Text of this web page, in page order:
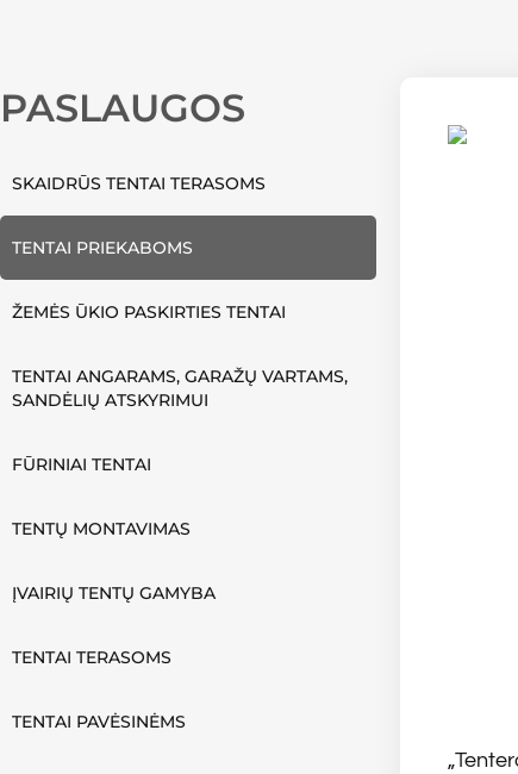
PASLAUGOS
SKAIDRŪS TENTAI TERASOMS
TENTAI PRIEKABOMS
ŽEMĖS ŪKIO PASKIRTIES TENTAI
TENTAI ANGARAMS, GARAŽŲ VARTAMS,
SANDĖLIŲ ATSKYRIMUI
FŪRINIAI TENTAI
TENTŲ MONTAVIMAS
ĮVAIRIŲ TENTŲ GAMYBA
TENTAI TERASOMS
TENTAI PAVĖSINĖMS